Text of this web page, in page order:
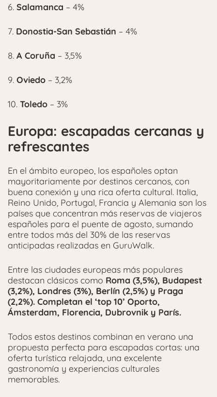
6. Salamanca – 4%
7. Donostia-San Sebastián – 4%
8. A Coruña – 3,5%
9. Oviedo – 3,2%
10. Toledo – 3%
Europa: escapadas cercanas y
refrescantes
En el ámbito europeo, los españoles optan
mayoritariamente por destinos cercanos, con
buena conexión y una rica oferta cultural. Italia,
Reino Unido, Portugal, Francia y Alemania son los
países que concentran más reservas de viajeros
españoles para el puente de agosto, sumando
entre todos más del 30% de las reservas
anticipadas realizadas en GuruWalk.
Entre las ciudades europeas más populares
destacan clásicos como Roma (3,5%), Budapest
(3,2%), Londres (3%), Berlín (2,5%) y Praga
(2,2%). Completan el ‘top 10’ Oporto,
Ámsterdam, Florencia, Dubrovnik y París.
Todos estos destinos combinan en verano una
propuesta perfecta para escapadas cortas: una
oferta turística relajada, una excelente
gastronomía y experiencias culturales
memorables.